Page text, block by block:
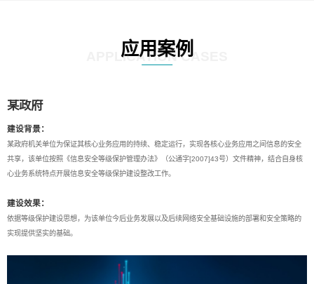
应用案例
APPLICATION CASES
某政府
建设背景：
某政府机关单位为保证其核心业务应用的持续、稳定运行，实现各核心业务应用之间信息的安全
共享，该单位按照《信息安全等级保护管理办法》（公通字[2007]43号）文件精神，结合自身核
心业务系统特点开展信息安全等级保护建设整改工作。
建设效果：
依据等级保护建设思想，为该单位今后业务发展以及后续网络安全基础设施的部署和安全策略的
实现提供坚实的基础。